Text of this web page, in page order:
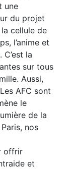
une
du projet
cellule de
l’anime et
la
sur tous
Aussi,
AFC sont
le
de la
nos
offrir
et